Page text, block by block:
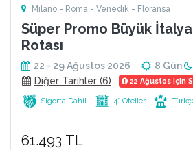
Milano - Roma - Venedik - Floransa
Süper Promo Büyük
Rotası
22 - 29 Ağustos 2026 8 Gün
Diğer Tarihler (6)
22 Ağustos için
Sigorta Dahil 4* Oteller
61.493 TL